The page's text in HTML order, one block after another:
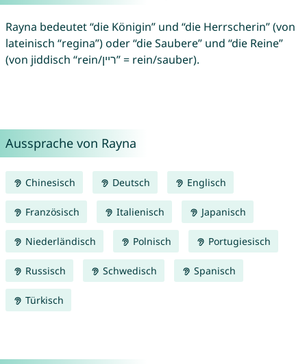
Rayna bedeutet “die Königin” und “die Herrscherin” (von
lateinisch “regina”) oder “die Saubere” und “die Reine”
(von jiddisch “rein/ריין” = rein/sauber).
Aussprache von Rayna
Chinesisch Deutsch Englisch
Französisch Italienisch Japanisch
Niederländisch Polnisch Portugiesisch
Russisch Schwedisch Spanisch
Türkisch